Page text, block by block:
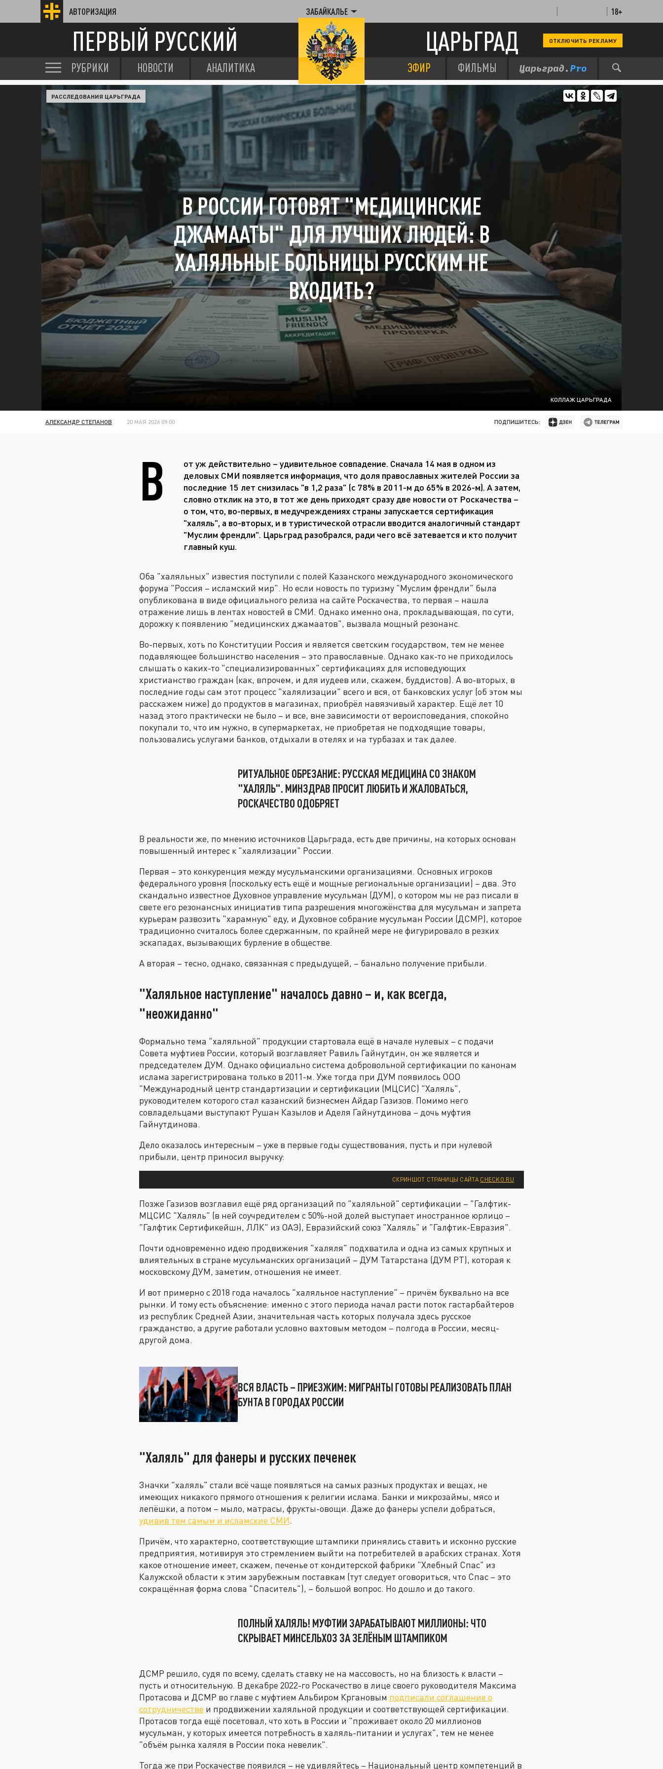
АВТОРИЗАЦИЯ ЗАБАЙКАЛЬЕ 18+
ПЕРВЫЙ РУССКИЙ ЦАРЬГРАД ОТКЛЮЧИТЬ РЕКЛАМУ
РУБРИКИ НОВОСТИ АНАЛИТИКА ЭФИР ФИЛЬМЫ
КОЛЛАЖ ЦАРЬГРАДА
РАССЛЕДОВАНИЯ ЦАРЬГРАДА
В РОССИИ ГОТОВЯТ "МЕДИЦИНСКИЕ
ДЖАМААТЫ" ДЛЯ ЛУЧШИХ ЛЮДЕЙ: В
ХАЛЯЛЬНЫЕ БОЛЬНИЦЫ РУССКИМ НЕ
ВХОДИТЬ?
АЛЕКСАНДР СТЕПАНОВ 20 МАЯ 2026 09:00 ПОДПИШИТЕСЬ:
В
от уж действительно – удивительное совпадение. Сначала 14 мая в одном из
деловых СМИ появляется информация, что доля православных жителей России за
последние 15 лет снизилась "в 1,2 раза" (с 78% в 2011-м до 65% в 2026-м). А затем,
словно отклик на это, в тот же день приходят сразу две новости от Роскачества –
о том, что, во-первых, в медучреждениях страны запускается сертификация
"халяль", а во-вторых, и в туристической отрасли вводится аналогичный стандарт
"Муслим френдли". Царьград разобрался, ради чего всё затевается и кто получит
главный куш.
Оба "халяльных" известия поступили с полей Казанского международного экономического
форума "Россия – исламский мир". Но если новость по туризму "Муслим френдли" была
опубликована в виде официального релиза на сайте Роскачества, то первая – нашла
отражение лишь в лентах новостей в СМИ. Однако именно она, прокладывающая, по сути,
дорожку к появлению "медицинских джамаатов", вызвала мощный резонанс.
Во-первых, хоть по Конституции Россия и является светским государством, тем не менее
подавляющее большинство населения – это православные. Однако как-то не приходилось
слышать о каких-то "специализированных" сертификациях для исповедующих
христианство граждан (как, впрочем, и для иудеев или, скажем, буддистов). А во-вторых, в
последние годы сам этот процесс "халялизации" всего и вся, от банковских услуг (об этом мы
расскажем ниже) до продуктов в магазинах, приобрёл навязчивый характер. Ещё лет 10
назад этого практически не было – и все, вне зависимости от вероисповедания, спокойно
покупали то, что им нужно, в супермаркетах, не приобретая не подходящие товары,
пользовались услугами банков, отдыхали в отелях и на турбазах и так далее.
РИТУАЛЬНОЕ ОБРЕЗАНИЕ: РУССКАЯ МЕДИЦИНА СО ЗНАКОМ
"ХАЛЯЛЬ". МИНЗДРАВ ПРОСИТ ЛЮБИТЬ И ЖАЛОВАТЬСЯ,
РОСКАЧЕСТВО ОДОБРЯЕТ
В реальности же, по мнению источников Царьграда, есть две причины, на которых основан
повышенный интерес к "халялизации" России.
Первая – это конкуренция между мусульманскими организациями. Основных игроков
федерального уровня (поскольку есть ещё и мощные региональные организации) – два. Это
скандально известное Духовное управление мусульман (ДУМ), о котором мы не раз писали в
свете его резонансных инициатив типа разрешения многожёнства для мусульман и запрета
курьерам развозить "харамную" еду, и Духовное собрание мусульман России (ДСМР), которое
традиционно считалось более сдержанным, по крайней мере не фигурировало в резких
эскападах, вызывающих бурление в обществе.
А вторая – тесно, однако, связанная с предыдущей, – банально получение прибыли.
"Халяльное наступление" началось давно – и, как всегда,
"неожиданно"
Формально тема "халяльной" продукции стартовала ещё в начале нулевых – с подачи
Совета муфтиев России, который возглавляет Равиль Гайнутдин, он же является и
председателем ДУМ. Однако официально система добровольной сертификации по канонам
ислама зарегистрирована только в 2011-м. Уже тогда при ДУМ появилось ООО
"Международный центр стандартизации и сертификации (МЦСИС) "Халяль",
руководителем которого стал казанский бизнесмен Айдар Газизов. Помимо него
совладельцами выступают Рушан Казылов и Аделя Гайнутдинова – дочь муфтия
Гайнутдинова.
Дело оказалось интересным – уже в первые годы существования, пусть и при нулевой
прибыли, центр приносил выручку:
СКРИНШОТ СТРАНИЦЫ САЙТА CHECKO.RU
Позже Газизов возглавил ещё ряд организаций по "халяльной" сертификации – "Галфтик-
МЦСИС "Халяль" (в ней соучредителем с 50%-ной долей выступает иностранное юрлицо –
"Галфтик Сертификейшн, ЛЛК" из ОАЭ), Евразийский союз "Халяль" и "Галфтик-Евразия".
Почти одновременно идею продвижения "халяля" подхватила и одна из самых крупных и
влиятельных в стране мусульманских организаций – ДУМ Татарстана (ДУМ РТ), которая к
московскому ДУМ, заметим, отношения не имеет.
И вот примерно с 2018 года началось "халяльное наступление" – причём буквально на все
рынки. И тому есть объяснение: именно с этого периода начал расти поток гастарбайтеров
из республик Средней Азии, значительная часть которых получала здесь русское
гражданство, а другие работали условно вахтовым методом – полгода в России, месяц-
другой дома.
ВСЯ ВЛАСТЬ – ПРИЕЗЖИМ: МИГРАНТЫ ГОТОВЫ РЕАЛИЗОВАТЬ ПЛАН
БУНТА В ГОРОДАХ РОССИИ
"Халяль" для фанеры и русских печенек
Значки "халяль" стали всё чаще появляться на самых разных продуктах и вещах, не
имеющих никакого прямого отношения к религии ислама. Банки и микрозаймы, мясо и
лепёшки, а потом – мыло, матрасы, фрукты-овощи. Даже до фанеры успели добраться,
удивив тем самым и исламские СМИ.
Причём, что характерно, соответствующие штампики принялись ставить и исконно русские
предприятия, мотивируя это стремлением выйти на потребителей в арабских странах. Хотя
какое отношение имеет, скажем, печенье от кондитерской фабрики "Хлебный Спас" из
Калужской области к этим зарубежным поставкам (тут следует оговориться, что Спас – это
сокращённая форма слова "Спаситель"), – большой вопрос. Но дошло и до такого.
ПОЛНЫЙ ХАЛЯЛЬ! МУФТИИ ЗАРАБАТЫВАЮТ МИЛЛИОНЫ: ЧТО
СКРЫВАЕТ МИНСЕЛЬХОЗ ЗА ЗЕЛЁНЫМ ШТАМПИКОМ
ДСМР решило, судя по всему, сделать ставку не на массовость, но на близость к власти –
пусть и относительную. В декабре 2022-го Роскачество в лице своего руководителя Максима
Протасова и ДСМР во главе с муфтием Альбиром Кргановым подписали соглашение о
сотрудничестве и продвижении халяльной продукции и соответствующей сертификации.
Протасов тогда ещё посетовал, что хоть в России и "проживает около 20 миллионов
мусульман, у которых имеется потребность в халяль-питании и услугах", тем не менее
"объём рынка халяля в России пока невелик".
Тогда же при Роскачестве появился – не удивляйтесь – Национальный центр компетенций в